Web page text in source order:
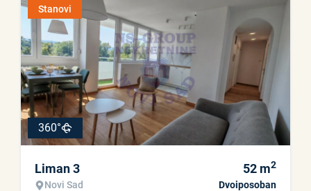
Stanovi
360°
Liman 3
Novi Sad
52 m2
Dvoiposoban